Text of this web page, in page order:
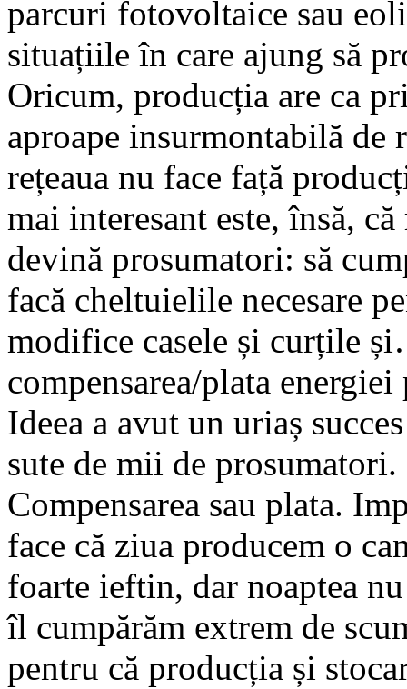
parcuri fotovoltaice sau
situațiile în care ajung să
Oricum, producția are ca
aproape insurmontabilă de
rețeaua nu face față
mai interesant este, însă,
devină prosumatori: să
facă cheltuielile necesare
modifice casele și curțile
compensarea/plata
Ideea a avut un uriaș
sute de mii de
Compensarea sau plata.
face că ziua producem o
foarte ieftin, dar noaptea
îl cumpărăm extrem de
pentru că producția și